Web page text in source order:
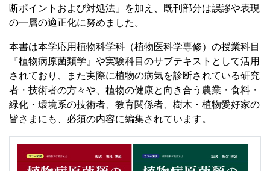
断ポイントおよび対処法」を加え、既刊部分は誤謬や表現
の一層の適正化に努めました。
本書は本学応用植物科学科（植物医科学専修）の授業科目
『植物病原菌類学』や実験科目のサブテキストとして活用
されており、また実際に植物の病気を診断されている研究
者・技術者の方々や、植物の健康と向き合う農業・食料・
緑化・環境系の技術者、教育関係者、樹木・植物愛好家の
皆さまにも、必須の内容に編集されています。